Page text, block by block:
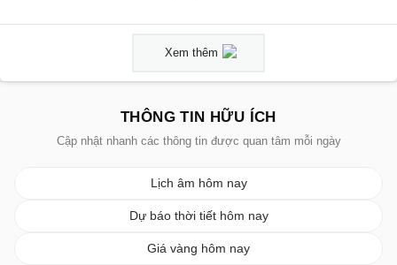
Xem thêm
THÔNG TIN HỮU ÍCH
Cập nhật nhanh các thông tin được quan tâm mỗi ngày
Lịch âm hôm nay
Dự báo thời tiết hôm nay
Giá vàng hôm nay